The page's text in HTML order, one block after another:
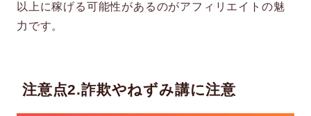
以上に稼げる可能性があるのがアフィリエイトの魅
力です。
注意点2.詐欺やねずみ講に注意